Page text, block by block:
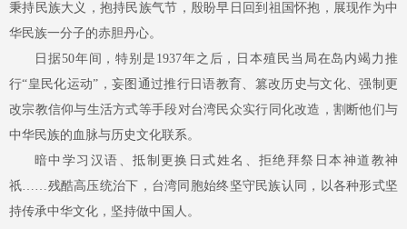
秉持民族大义，抱持民族气节，殷盼早日回到祖国怀抱，展现作为中
华民族一分子的赤胆丹心。
日据50年间，特别是1937年之后，日本殖民当局在岛内竭力推
行“皇民化运动”，妄图通过推行日语教育、篡改历史与文化、强制更
改宗教信仰与生活方式等手段对台湾民众实行同化改造，割断他们与
中华民族的血脉与历史文化联系。
暗中学习汉语、抵制更换日式姓名、拒绝拜祭日本神道教神
祇……残酷高压统治下，台湾同胞始终坚守民族认同，以各种形式坚
持传承中华文化，坚持做中国人。